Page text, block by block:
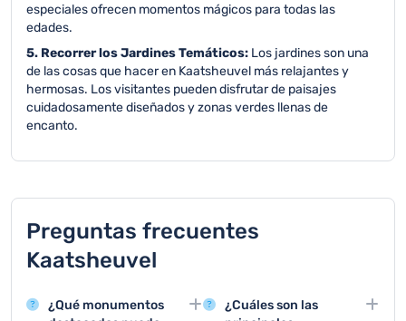
especiales ofrecen momentos mágicos para todas las
edades.
5. Recorrer los Jardines Temáticos: Los jardines son una
de las cosas que hacer en Kaatsheuvel más relajantes y
hermosas. Los visitantes pueden disfrutar de paisajes
cuidadosamente diseñados y zonas verdes llenas de
encanto.
Preguntas frecuentes
Kaatsheuvel
¿Qué monumentos
¿Cuáles son las